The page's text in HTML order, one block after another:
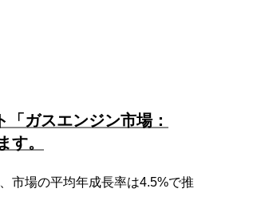
ガスエンジン市場：
す。
市場の平均年成長率は4.5%で推